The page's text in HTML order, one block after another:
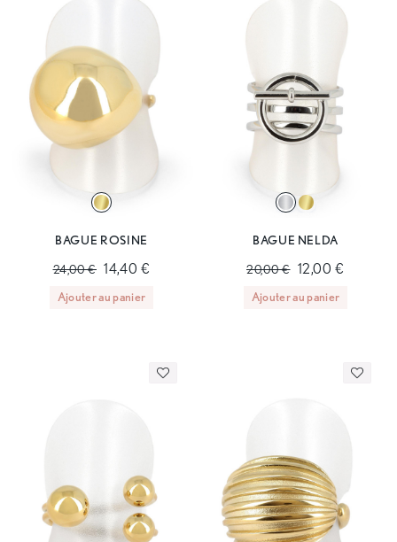
BAGUE ROSINE
24,00 € 14,40 €
Ajouter au panier
BAGUE NELDA
20,00 € 12,00 €
Ajouter au panier